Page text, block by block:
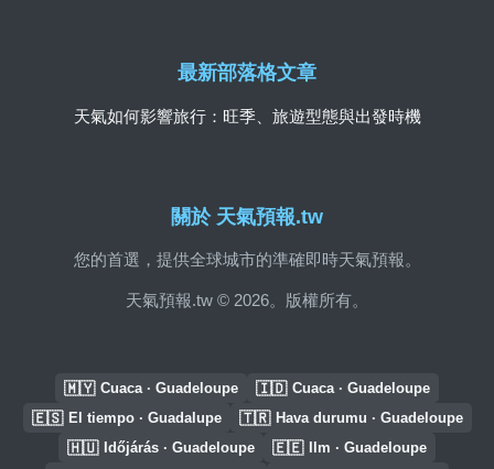
關於 天氣預報.tw
您的首選，提供全球城市的準確即時天氣預報。
天氣預報.tw © 2026。版權所有。
最新部落格文章
天氣如何影響旅行：旺季、旅遊型態與出發時機
🇲🇾 Cuaca · Guadeloupe 🇮🇩 Cuaca · Guadeloupe
🇪🇸 El tiempo · Guadalupe 🇹🇷 Hava durumu · Guadeloupe
🇭🇺 Időjárás · Guadeloupe 🇪🇪 Ilm · Guadeloupe